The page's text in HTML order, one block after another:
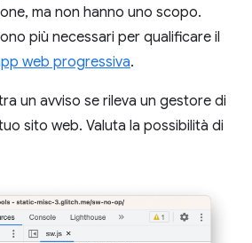
ma non hanno uno scopo.
più necessari per qualificare il
web progressiva.
un avviso se rileva un gestore di
sito web. Valuta la possibilità di